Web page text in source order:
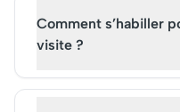
Comment s’habiller
visite ?